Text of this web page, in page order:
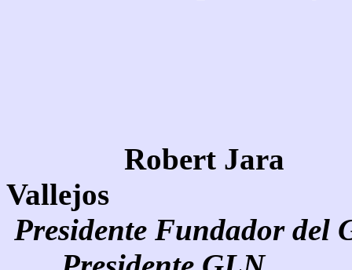
Robert
Vallejos
Presidente